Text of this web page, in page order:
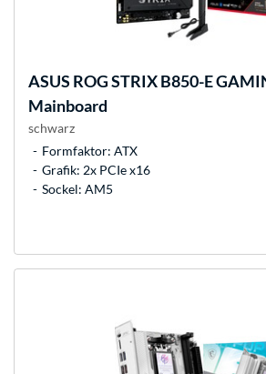
ASUS ROG STRIX B850-E
Mainboard
schwarz
Formfaktor: ATX
Grafik: 2x PCIe x16
Sockel: AM5